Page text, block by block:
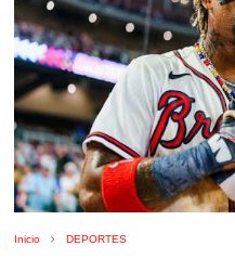
Inicio DEPORTES